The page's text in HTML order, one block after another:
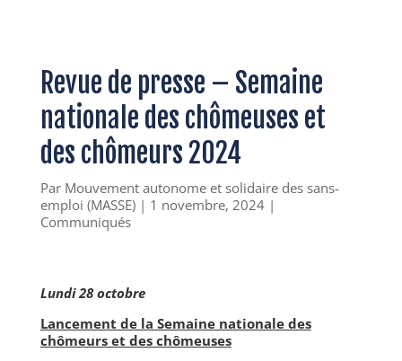
Revue de presse – Semaine
nationale des chômeuses et
des chômeurs 2024
Par Mouvement autonome et solidaire des sans-
emploi (MASSE)| 1 novembre, 2024|
Communiqués
Lundi 28 octobre
Lancement de la Semaine nationale des
chômeurs et des chômeuses